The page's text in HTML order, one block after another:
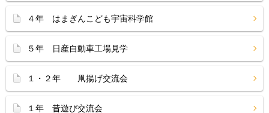
４年 はまぎんこども宇宙科学館
５年 日産自動車工場見学
１・２年 凧揚げ交流会
１年 昔遊び交流会